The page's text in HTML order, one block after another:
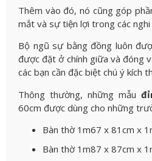
Thêm vào đó, nó cũng góp
mắt và sự tiện lợi trong các
Bộ ngũ sự bằng đồng luôn
được đặt ở chính giữa và đóng
các bạn cần đặc biệt chú ý kích
Thông thường, những mẫu
60cm được dùng cho những
Bàn thờ 1m67 x 81cm x
Bàn thờ 1m87 x 87cm x